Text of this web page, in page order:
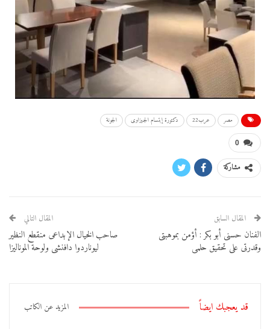
مصر عرب22 دكتورة إبتسام الجيزاوى الجونة
0
مشاركة
المقال السابق
الفنان حسنى أبو بكر : أؤمن بموهبتى
وقدرتى على تحقيق حلمى
المقال التالي
صاحب الخيال الإبداعى منقطع النظير
ليوناردوا دافنشى ولوحة الموناليزا
قد يعجبك ايضاً المزيد عن الكاتب